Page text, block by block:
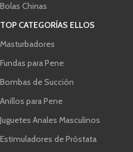
Bolas Chinas
TOP CATEGORÍAS ELLOS
Masturbadores
Fundas para Pene
Bombas de Succión
Anillos para Pene
Juguetes Anales Masculinos
Estimuladores de Próstata